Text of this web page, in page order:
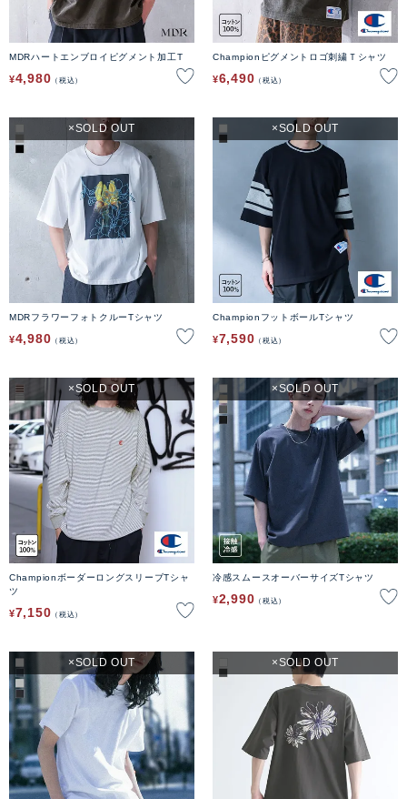
MDRハートエンブロイピグメント加工T
¥4,980 税込
Championピグメントロゴ刺繍Ｔシャツ
¥6,490 税込
MDRフラワーフォトクルーTシャツ
¥4,980 税込
SOLD OUT
ChampionフットボールTシャツ
¥7,590 税込
SOLD OUT
ChampionボーダーロングスリーブTシャ
ツ
¥7,150 税込
SOLD OUT
冷感スムースオーバーサイズTシャツ
¥2,990 税込
SOLD OUT
SOLD OUT SOLD OUT